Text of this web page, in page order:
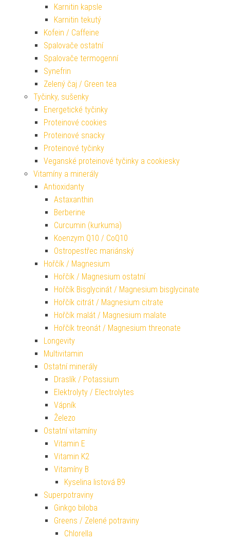
Karnitin kapsle
Karnitin tekutý
Kofein / Caffeine
Spalovače ostatní
Spalovače termogenní
Synefrin
Zelený čaj / Green tea
Tyčinky, sušenky
Energetické tyčinky
Proteinové cookies
Proteinové snacky
Proteinové tyčinky
Veganské proteinové tyčinky a cookiesky
Vitamíny a minerály
Antioxidanty
Astaxanthin
Berberine
Curcumin (kurkuma)
Koenzym Q10 / CoQ10
Ostropestřec mariánský
Hořčík / Magnesium
Hořčík / Magnesium ostatní
Hořčík Bisglycinát / Magnesium bisglycinate
Hořčík citrát / Magnesium citrate
Hořčík malát / Magnesium malate
Hořčík treonát / Magnesium threonate
Longevity
Multivitamin
Ostatní minerály
Draslík / Potassium
Elektrolyty / Electrolytes
Vápník
Železo
Ostatní vitamíny
Vitamin E
Vitamin K2
Vitamíny B
Kyselina listová B9
Superpotraviny
Ginkgo biloba
Greens / Zelené potraviny
Chlorella